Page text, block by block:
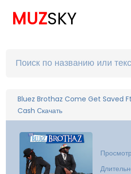
MUZSKY
Bluez Brothaz Come Get Saved
Cash Скачать